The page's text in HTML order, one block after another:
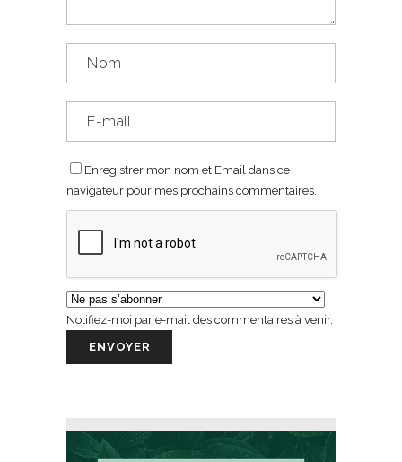
Enregistrer mon nom et Email dans ce
navigateur pour mes prochains commentaires.
Notifiez-moi par e-mail des commentaires à venir.